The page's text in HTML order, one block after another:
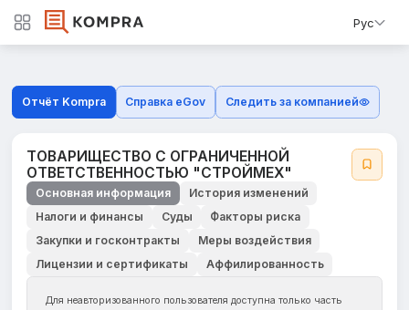
Рус
Отчёт Kompra Справка eGov Следить за компанией
ТОВАРИЩЕСТВО С ОГРАНИЧЕННОЙ
ОТВЕТСТВЕННОСТЬЮ "СТРОЙМЕХ"
Основная информация
История изменений
Налоги и финансы
Суды
Факторы риска
Закупки и госконтракты
Меры воздействия
Лицензии и сертификаты
Аффилированность
Для неавторизованного пользователя доступна только часть